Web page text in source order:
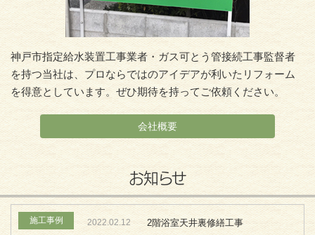
神戸市指定給水装置工事業者・ガス可とう管接続工事監督者
を持つ当社は、プロならではのアイデアが利いたリフォーム
を得意としています。ぜひ期待を持ってご依頼ください。
会社概要
お知らせ
施工事例 2022.02.12 2階浴室天井裏修繕工事